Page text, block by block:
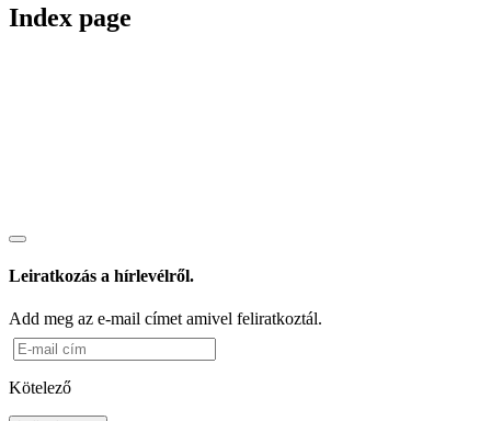
Index page
Leiratkozás a hírlevélről.
Add meg az e-mail címet amivel feliratkoztál.
Kötelező